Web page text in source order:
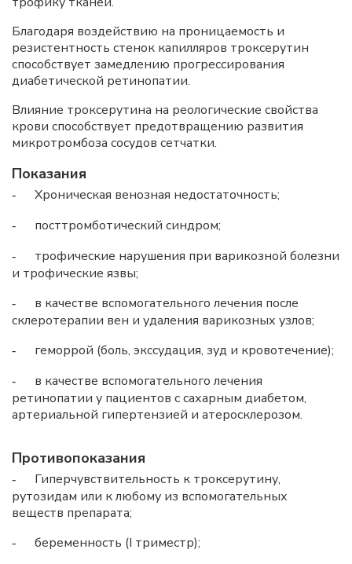
Благодаря воздействию на проницаемость и
резистентность стенок капилляров троксерутин
способствует замедлению прогрессирования
диабетической ретинопатии.
Влияние троксерутина на реологические свойства
крови способствует предотвращению развития
микротромбоза сосудов сетчатки.
Показания
- Хроническая венозная недостаточность;
- посттромботический синдром;
-
трофические нарушения при варикозной болезни
и трофические язвы;
-
в качестве вспомогательного лечения после
склеротерапии вен и удаления варикозных узлов;
- геморрой (боль, экссудация, зуд и кровотечение);
-
в качестве вспомогательного лечения
ретинопатии у пациентов с сахарным диабетом,
артериальной гипертензией и атеросклерозом.
Противопоказания
-
Гиперчувствительность к троксерутину,
рутозидам или к любому из вспомогательных
веществ препарата;
- беременность (I триместр);